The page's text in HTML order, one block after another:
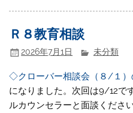
Ｒ８教育相談
2026年7月1日 未分類
◇クローバー相談会（８/１）
になりました。次回は9/12で
ルカウンセラーと面談くださ